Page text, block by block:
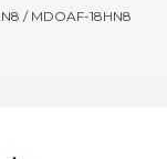
/ MDOAF-18HN8